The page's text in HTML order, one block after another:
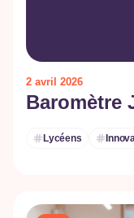
2 avril 2026
Baromètre
Lycéens